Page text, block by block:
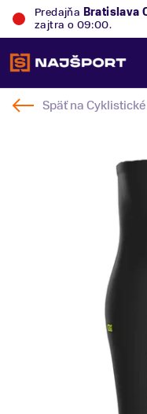
Predajňa Bratislava
zajtra o 09:00.
Späť na